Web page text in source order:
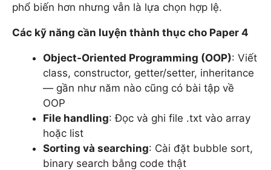
phổ biến hơn nhưng vẫn là lựa chọn hợp lệ.
Các kỹ năng cần luyện thành thục cho Paper 4
Object-Oriented Programming (OOP): Viết
class, constructor, getter/setter, inheritance
— gần như năm nào cũng có bài tập về
OOP
File handling: Đọc và ghi file .txt vào array
hoặc list
Sorting và searching: Cài đặt bubble sort,
binary search bằng code thật